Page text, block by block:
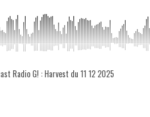
Radio G! : Harvest du 11 12 2025